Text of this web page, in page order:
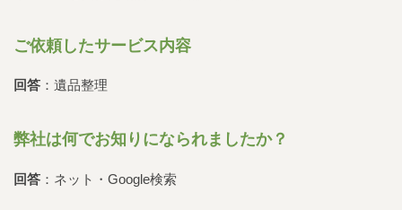
ご依頼したサービス内容
回答 ：遺品整理
弊社は何でお知りになられましたか？
回答 ：ネット・Google検索